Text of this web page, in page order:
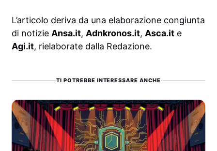
L’articolo deriva da una elaborazione congiunta
di notizie Ansa.it, Adnkronos.it, Asca.it e
Agi.it, rielaborate dalla Redazione.
TI POTREBBE INTERESSARE ANCHE